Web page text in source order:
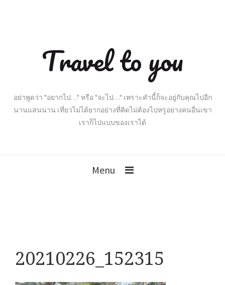
Travel to you
อย่าพูดว่า "อยากไป…" หรือ "จะไป…" เพราะคำนี้ก็จะอยู่กับคุณไปอีก
นานแสนนาน เที่ยวไม่ได้ยากอย่างที่คิดไม่ต้องไปหรูอย่างคนอื่นเขา
เราก็ไปแบบของเราได้
Menu
20210226_152315